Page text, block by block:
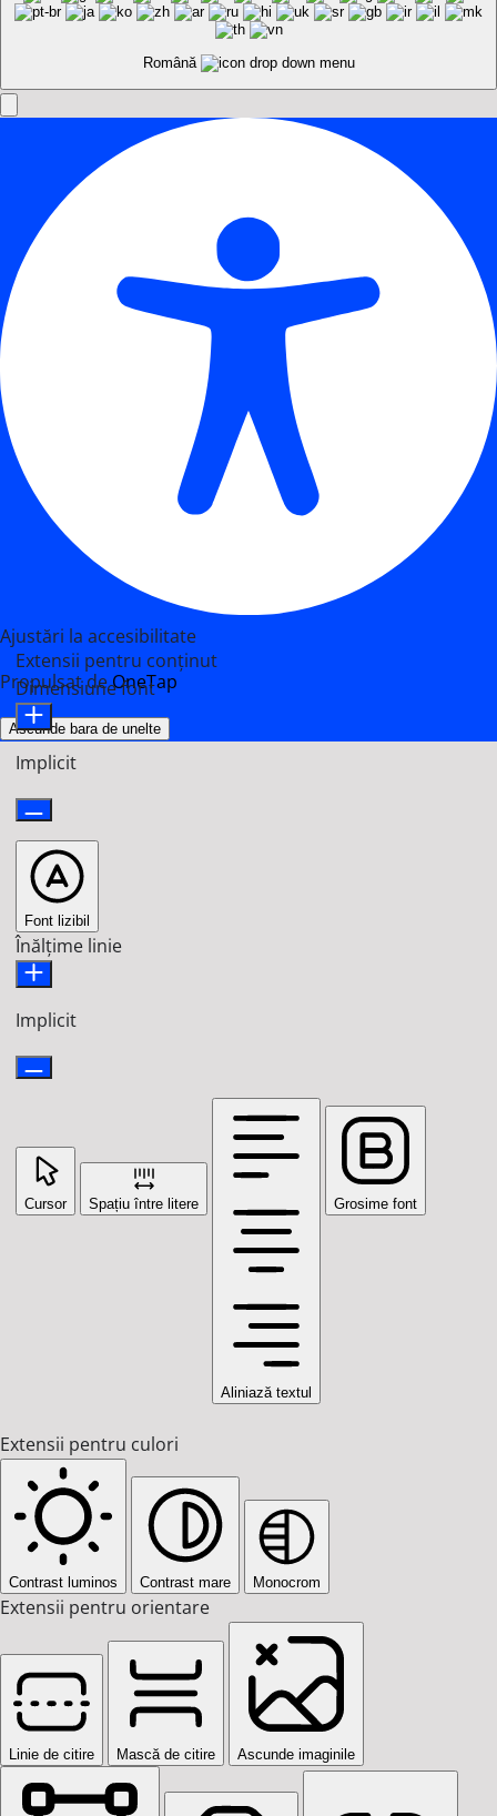
Română
Ajustări la accesibilitate
Propulsat deOneTap
Ascunde bara de unelte
Extensii pentru conținut
Dimensiune font
Implicit
Font lizibil
Înălțime linie
Implicit
Cursor Spațiu între litere
Aliniază textul
Grosime font
Extensii pentru culori
Contrast luminos Contrast mare Monocrom
Extensii pentru orientare
Linie de citire Mască de citire Ascunde imaginile